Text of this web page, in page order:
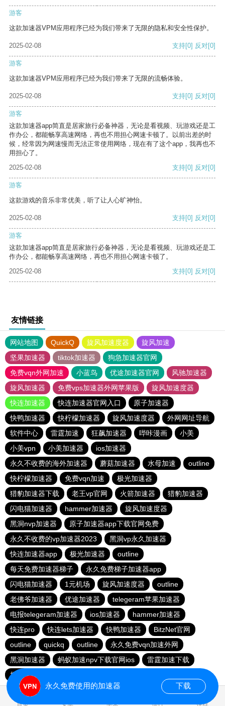
游客
这款加速器VPM应用程序已经为我们带来了无限的隐私和安全性保护。
2025-02-08 支持[0] 反对[0]
游客
这款加速器VPM应用程序已经为我们带来了无限的流畅体验。
2025-02-08 支持[0] 反对[0]
游客
这款加速器app简直是居家旅行必备神器，无论是看视频、玩游戏还是工
作办公，都能畅享高速网络，再也不用担心网速卡顿了。以前出差的时
候，经常因为网速慢而无法正常使用网络，现在有了这个app，我再也不
用担心了。
2025-02-08
支持[0] 反对[0]
游客
这款游戏的音乐非常优美，听了让人心旷神怡。
2025-02-08 支持[0] 反对[0]
游客
这款加速器app简直是居家旅行必备神器，无论是看视频、玩游戏还是工
作办公，都能畅享高速网络，再也不用担心网速卡顿了。
2025-02-08
支持[0] 反对[0]
友情链接
网站地图 QuickQ 旋风加速度器
旋风加速
坚果加速器
tiktok加速器
狗急加速器官网
免费vqn外网加速
小蓝鸟 优途加速器官网
风驰加速器
旋风加速器
免费vps加速器外网苹果版
旋风加速度器
快连加速器
快连加速器官网入口
原子加速器
快鸭加速器
快柠檬加速器 旋风加速度器
外网网址导航
软件中心
雷霆加速 狂飙加速器 哔咔漫画
小美
小美vpn
小美加速器
ios加速器
永久不收费的海外加速器
蘑菇加速器 水母加速
outline
快柠檬加速器
免费vqn加速
极光加速器
猎豹加速器下载
老王vp官网 火箭加速器
猎豹加速器
闪电猫加速器
hammer加速器
旋风加速度器
黑洞nvp加速器
原子加速器app下载官网免费
永久不收费的vp加速器2023
黑洞vp永久加速器
快连加速器app
极光加速器
outline
每天免费加速器梯子
永久免费梯子加速器app
闪电猫加速器
1元机场 旋风加速度器
outline
老佛爷加速器
优途加速器
telegeram苹果加速器
电报telegeram加速器
ios加速器
hammer加速器
快连pro
快连lets加速器 快鸭加速器
BitzNet官网
outline
quickq outline
永久免费vqn加速外网
黑洞加速器
蚂蚁加速npv下载官网ios
雷霆加速下载
极光vqn官网
首页 安卓 苹果 排行 推荐
永久免费使用的加速器 下载